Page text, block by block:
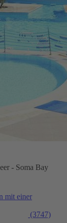
- Soma Bay
mit einer
(3747)